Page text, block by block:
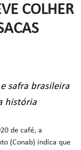
COLHER
safra brasileira
história
de café, a
(Conab) indica que